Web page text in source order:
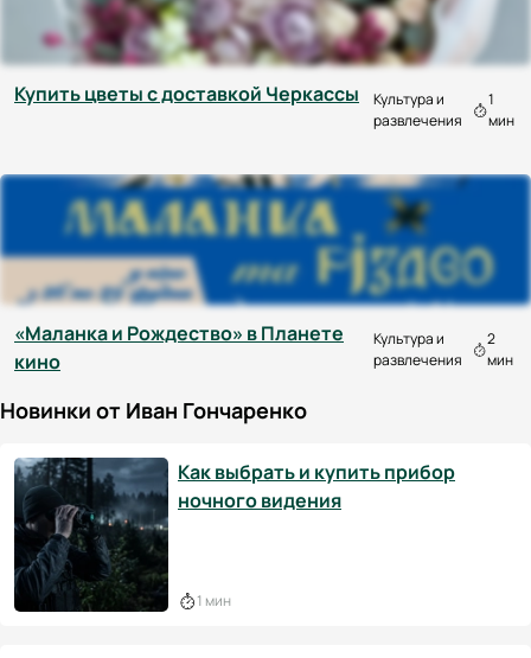
Купить цветы с доставкой Черкассы
Культура и
развлечения
1
мин
«Маланка и Рождество» в Планете
кино
Культура и
развлечения
2
мин
Новинки от Иван Гончаренко
Как выбрать и купить прибор
ночного видения
1 мин